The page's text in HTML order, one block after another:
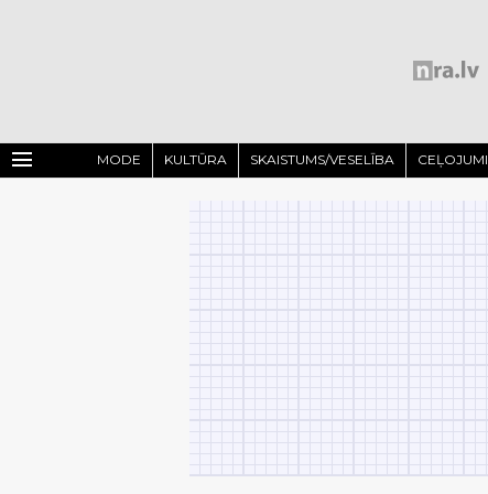
menu MODE KULTŪRA SKAISTUMS/VESELĪBA CEĻOJUMI